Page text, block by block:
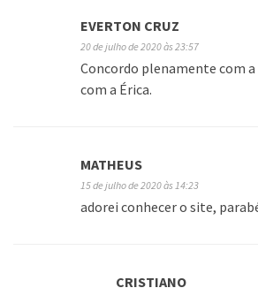
EVERTON CRUZ
20 de julho de 2020 às 23:57
Concordo plenamente com
com a Érica.
MATHEUS
15 de julho de 2020 às 14:23
adorei conhecer o site,
CRISTIANO